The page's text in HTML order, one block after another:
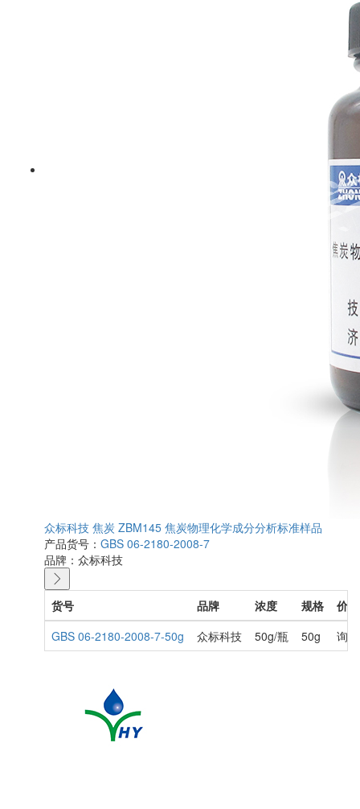
众标科技 焦炭 ZBM145 焦炭物理化学成分分析标准样品
产品货号： GBS 06-2180-2008-7
品牌： 众标科技
货号 品牌 浓度 规格
价格
GBS 06-2180-2008-7-50g
众标科技 50g/瓶 50g 询价